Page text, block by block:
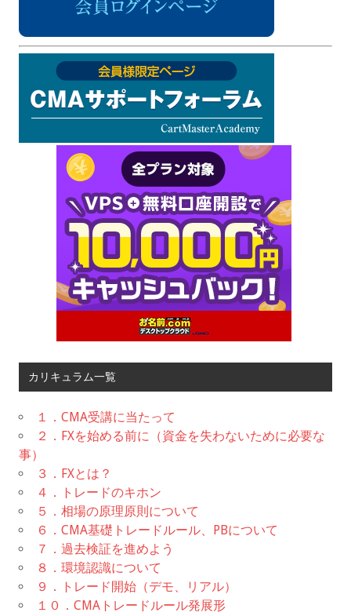
カリキュラム一覧
１．CMA受講に当たって
２．FXを始める前に（資金を失わないために必要な
事）
３．FXとは？
４．トレードのキホン
５．相場の原理原則について
６．CMA基礎トレードルール、PBについて
７．過去検証を進めよう
８．環境認識について
９．トレード開始（デモ、リアル）
１０．CMAトレードルール発展形